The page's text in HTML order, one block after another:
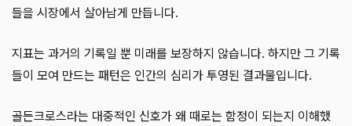
들을 시장에서 살아남게 만듭니다.
지표는 과거의 기록일 뿐 미래를 보장하지 않습니다. 하지만 그 기록
들이 모여 만드는 패턴은 인간의 심리가 투영된 결과물입니다.
골든크로스라는 대중적인 신호가 왜 때로는 함정이 되는지 이해했